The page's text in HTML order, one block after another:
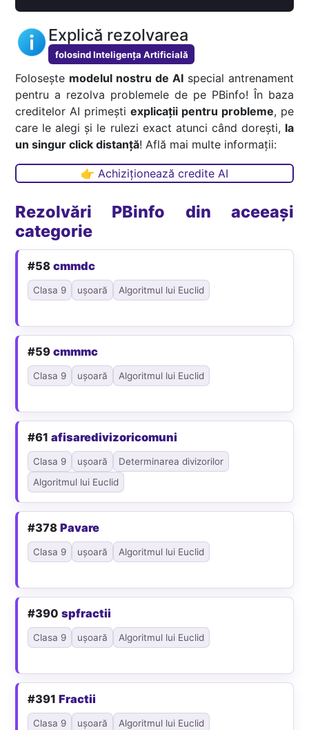
Explică rezolvarea
folosind Inteligența Artificială
Folosește modelul nostru de AIspecial antrenament
pentru a rezolva problemele de pe PBinfo! În baza
creditelor AI primești explicații pentru probleme, pe
care le alegi și le rulezi exact atunci când dorești, la
un singur click distanță! Află mai multe informații:
👉 Achiziționează credite AI
Rezolvări PBinfo din aceeași
categorie
#58cmmdc
Clasa 9 ușoară Algoritmul lui Euclid
#59cmmmc
Clasa 9 ușoară Algoritmul lui Euclid
#61afisaredivizoricomuni
Clasa 9 ușoară
Determinarea divizorilor
Algoritmul lui Euclid
#378Pavare
Clasa 9 ușoară Algoritmul lui Euclid
#390spfractii
Clasa 9 ușoară Algoritmul lui Euclid
#391Fractii
Clasa 9 ușoară Algoritmul lui Euclid